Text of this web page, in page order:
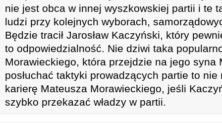
nie jest obca w innej wyszkowskiej partii i te
ludzi przy kolejnych wyborach,
Będzie tracił Jarosław Kaczyński, który
to odpowiedzialność. Nie dziwi taka
Morawieckiego, która przejdzie na jego syna
posłuchać taktyki prowadzących partie to nie
karierę Mateusza Morawieckiego, jeśli
szybko przekazać władzy w partii.